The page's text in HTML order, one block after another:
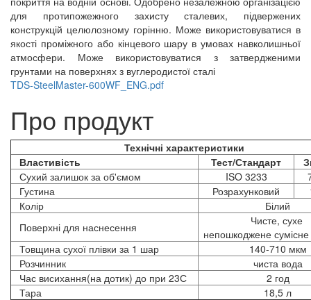
для протипожежного захисту сталевих, підвержених
конструкцій целюлозному горінню. Може використовуватися в
якості проміжного або кінцевого шару в умовах навколишньої
атмосфери. Може використовуватися з затвердженими
грунтами на поверхнях з вуглеродистої сталі
TDS-SteelMaster-600WF_ENG.pdf
Про продукт
Технічні характеристики
Властивість
Тест/Стандарт
Сухий залишок за об'ємом
ISO 3233
Густина
Розрахунковий
Колір
Білий
Поверхні для наснесення
Чисте, сухе
непошкоджене сумісне
Товщина сухої плівки за 1 шар
140-710 мкм
Розчинник
чиста вода
Час висихання(на дотик) до при 23С
2 год
Тара
18,5 л